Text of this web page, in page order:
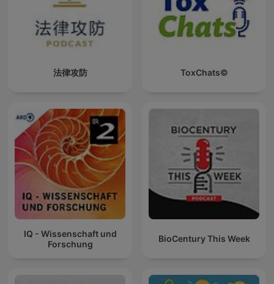
法律攻防 ToxChats©
IQ - Wissenschaft und
Forschung
BioCentury This Week